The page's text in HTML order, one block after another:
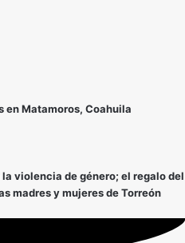
en Matamoros, Coahuila
violencia de género; el regalo del
madres y mujeres de Torreón